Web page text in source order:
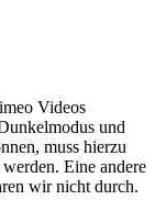
Videos
und
muss hierzu
Eine andere
wir nicht durch.